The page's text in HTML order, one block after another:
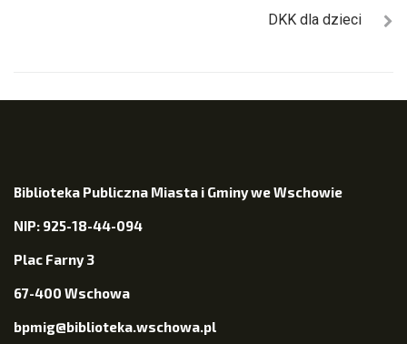
DKK dla dzieci
Biblioteka Publiczna Miasta i Gminy we Wschowie
NIP: 925-18-44-094
Plac Farny 3
67-400 Wschowa
bpmig@biblioteka.wschowa.pl